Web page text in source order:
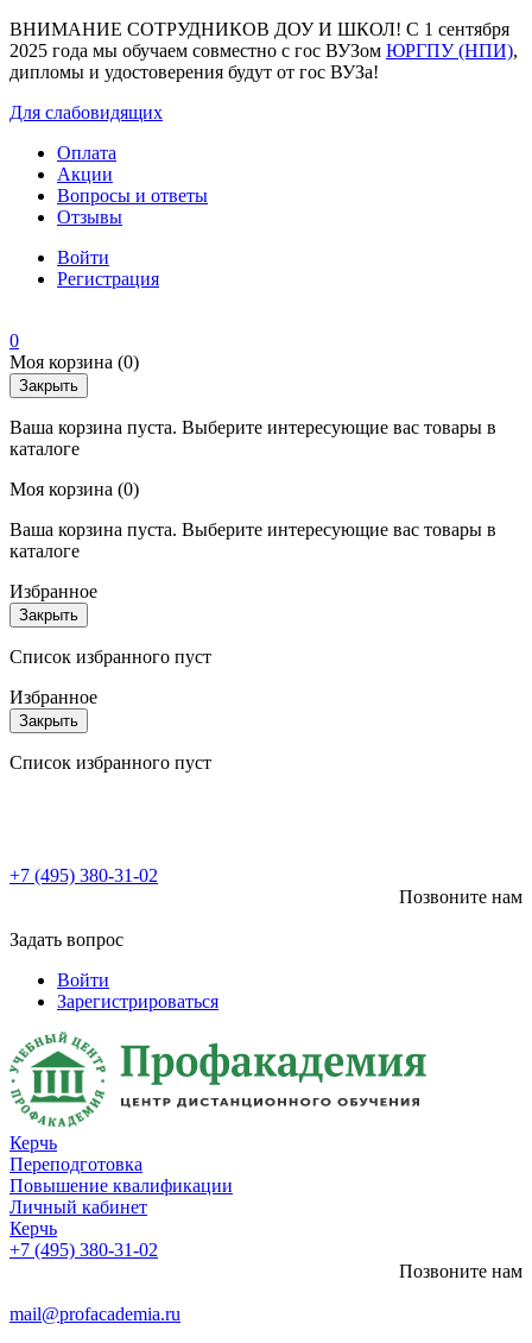
ВНИМАНИЕ СОТРУДНИКОВ ДОУ И ШКОЛ! С 1 сентября
2025 года мы обучаем совместно с гос ВУЗом ЮРГПУ (НПИ),
дипломы и удостоверения будут от гос ВУЗа!
Для слабовидящих
Оплата
Акции
Вопросы и ответы
Отзывы
Войти
Регистрация
0
Моя корзина (0)
Закрыть
Ваша корзина пуста. Выберите интересующие вас товары в
каталоге
Моя корзина (0)
Ваша корзина пуста. Выберите интересующие вас товары в
каталоге
Избранное
Закрыть
Список избранного пуст
Избранное
Закрыть
Список избранного пуст
+7 (495) 380-31-02
Позвоните нам
Задать вопрос
Войти
Зарегистрироваться
Керчь
Переподготовка
Повышение квалификации
Личный кабинет
Керчь
+7 (495) 380-31-02
Позвоните нам
mail@profacademia.ru